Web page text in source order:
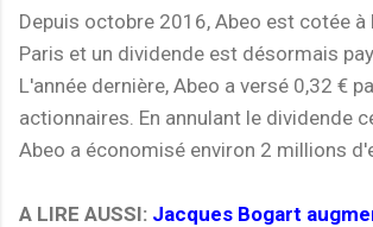
Depuis octobre 2016, Abeo est cotée à
Paris et un dividende est désormais
L'année dernière, Abeo a versé 0,32 €
actionnaires. En annulant le dividende
Abeo a économisé environ 2 millions
A LIRE AUSSI: Jacques Bogart